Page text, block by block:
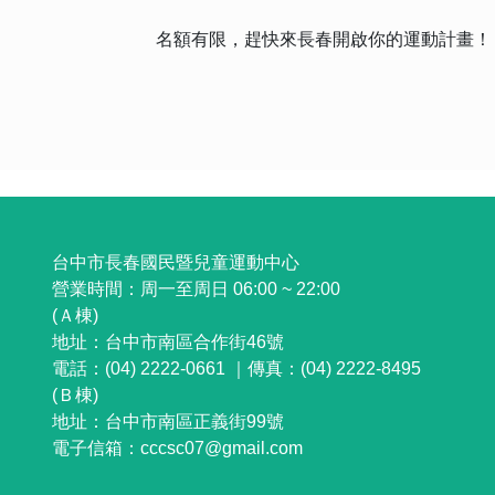
名額有限，趕快來長春開啟你的運動計畫！
台中市長春國民暨兒童運動中心
營業時間： 周一至周日 06:00 ~ 22:00
(Ａ棟)
地址： 台中市南區合作街46號
電話：(04) 2222-0661 ｜ 傳真：(04) 2222-8495
(Ｂ棟)
地址： 台中市南區正義街99號
電子信箱： cccsc07@gmail.com